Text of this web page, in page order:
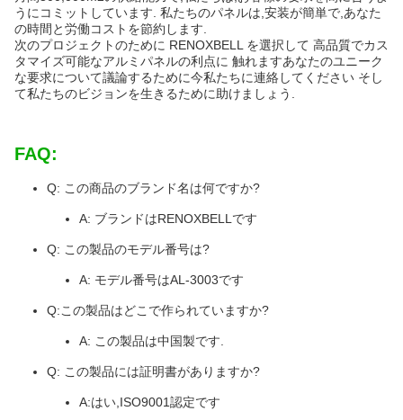
うにコミットしています. 私たちのパネルは,安装が簡単で,あなた
の時間と労働コストを節約します.
次のプロジェクトのために RENOXBELL を選択して 高品質でカス
タマイズ可能なアルミパネルの利点に 触れますあなたのユニーク
な要求について議論するために今私たちに連絡してください そし
て私たちのビジョンを生きるために助けましょう.
FAQ:
Q: この商品のブランド名は何ですか?
A: ブランドはRENOXBELLです
Q: この製品のモデル番号は?
A: モデル番号はAL-3003です
Q:この製品はどこで作られていますか?
A: この製品は中国製です.
Q: この製品には証明書がありますか?
A:はい,ISO9001認定です